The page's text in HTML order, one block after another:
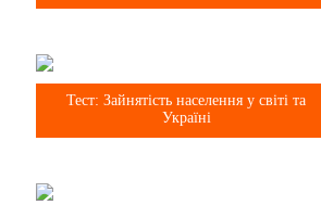
8 клас
Тест: Зайнятість населення у світі та
Україні